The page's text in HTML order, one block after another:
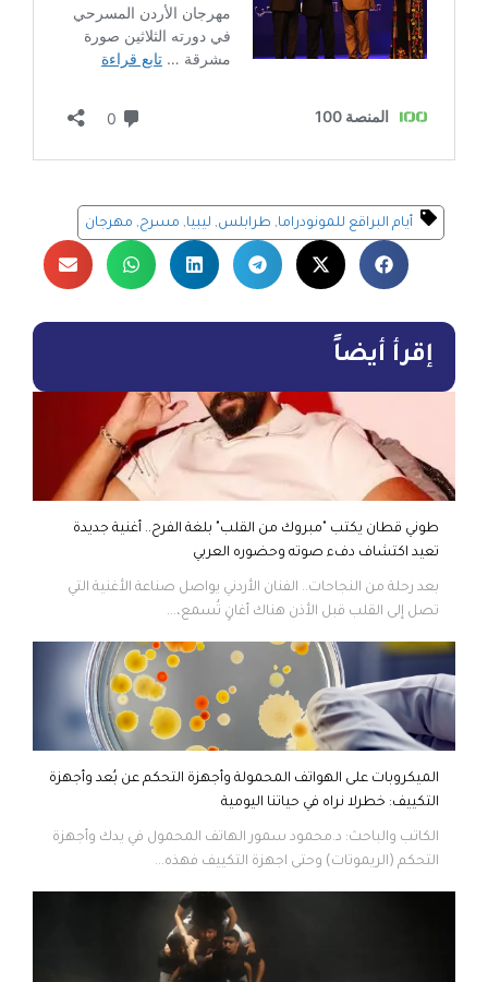
أيام البراقع للمونودراما, طرابلس, ليبيا, مسرح, مهرجان
إقرأ أيضاً
طوني قطان يكتب "مبروك من القلب" بلغة الفرح.. أغنية جديدة
تعيد اكتشاف دفء صوته وحضوره العربي
بعد رحلة من النجاحات.. الفنان الأردني يواصل صناعة الأغنية التي
تصل إلى القلب قبل الأذن هناك أغانٍ تُسمع،...
الميكروبات على الهواتف المحمولة وأجهزة التحكم عن بُعد وأجهزة
التكييف: خطرلا نراه في حياتنا اليومية
الكاتب والباحث: د.محمود سمور الهاتف المحمول في يدك وأجهزة
التحكم (الريموتات) وحتى اجهزة التكييف فهذه...